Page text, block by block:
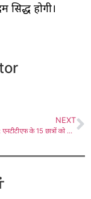
होगी।
NEXT
Jamshedpur : एनटीटीएफ के 15 छात्रों को नोएडा में लोकेशन के लिए वीवो कंपनी ने किया चयन, 3.6 लाख के पैकेज पर लॉक